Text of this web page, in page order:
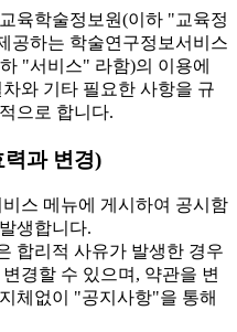
육학술정보원(이하 "교육정
공하는 학술연구정보서비스
"서비스" 라함)의 이용에
와 기타 필요한 사항을 규
으로 합니다.
과 변경)
스 메뉴에 게시하여 공시함
생합니다.
합리적 사유가 발생한 경우
경할 수 있으며, 약관을 변
체없이 "공지사항"을 통해